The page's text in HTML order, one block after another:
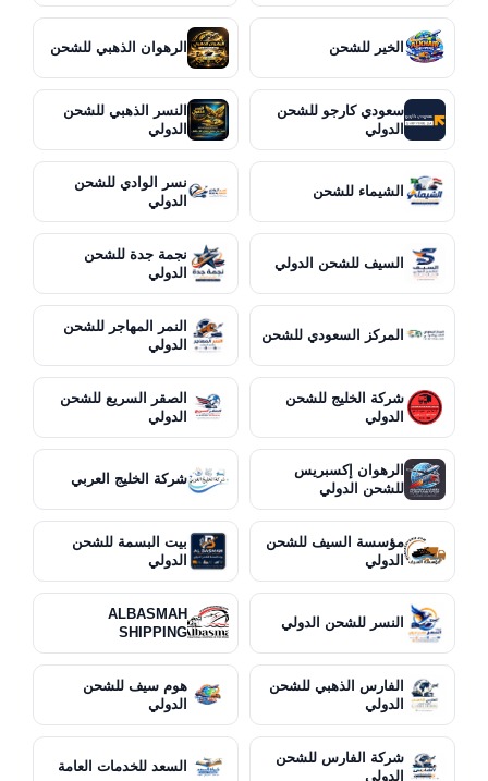
الخير للشحن الرهوان الذهبي للشحن
سعودي كارجو للشحن
الدولي
النسر الذهبي للشحن
الدولي
الشيماء للشحن
نسر الوادي للشحن
الدولي
السيف للشحن الدولي
نجمة جدة للشحن
الدولي
المركز السعودي للشحن
النمر المهاجر للشحن
الدولي
شركة الخليج للشحن
الدولي
الصقر السريع للشحن
الدولي
الرهوان إكسبريس
للشحن الدولي
شركة الخليج العربي
مؤسسة السيف للشحن
الدولي
بيت البسمة للشحن
الدولي
النسر للشحن الدولي
ALBASMAH
SHIPPING
الفارس الذهبي للشحن
الدولي
هوم سيف للشحن
الدولي
شركة الفارس للشحن
الدولي
السعد للخدمات العامة